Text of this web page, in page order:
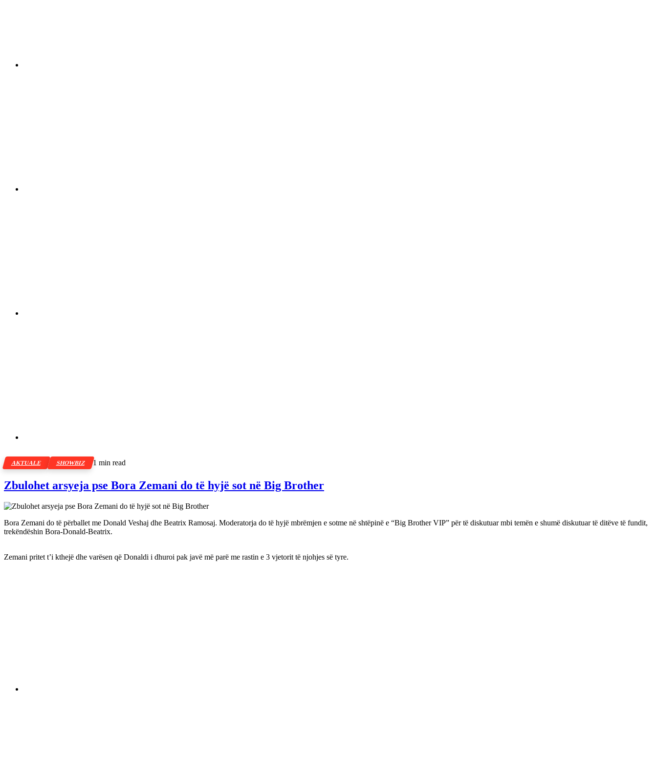
AKTUALE SHOWBIZ 1 min read
Zbulohet arsyeja pse Bora Zemani do të hyjë sot në Big Brother
Bora Zemani do të përballet me Donald Veshaj dhe Beatrix Ramosaj. Moderatorja do të hyjë mbrëmjen e sotme në shtëpinë e “Big Brother VIP” për të diskutuar mbi temën e shumë diskutuar të ditëve të fundit,
trekëndëshin Bora-Donald-Beatrix.
Zemani pritet t’i kthejë dhe varësen që Donaldi i dhuroi pak javë më parë me rastin e 3 vjetorit të njohjes së tyre.